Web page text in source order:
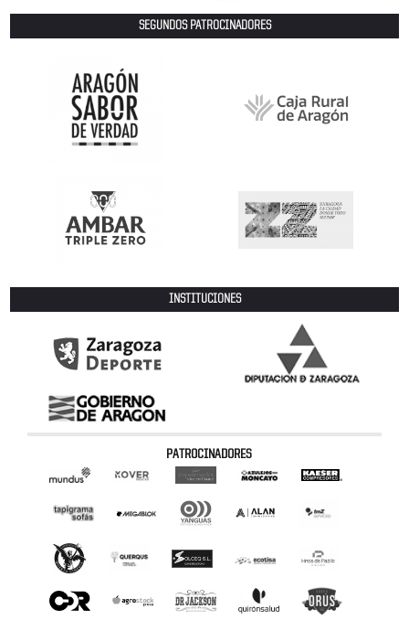
SEGUNDOS PATROCINADORES
INSTITUCIONES
PATROCINADORES